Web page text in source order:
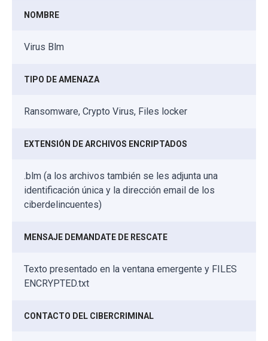
NOMBRE
Virus Blm
TIPO DE AMENAZA
Ransomware, Crypto Virus, Files locker
EXTENSIÓN DE ARCHIVOS ENCRIPTADOS
.blm (a los archivos también se les adjunta una
identificación única y la dirección email de los
ciberdelincuentes)
MENSAJE DEMANDATE DE RESCATE
Texto presentado en la ventana emergente y FILES
ENCRYPTED.txt
CONTACTO DEL CIBERCRIMINAL